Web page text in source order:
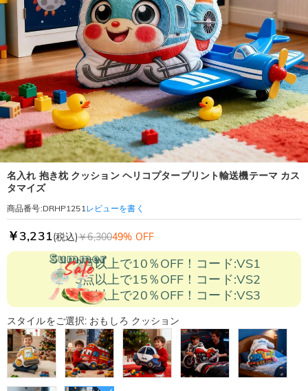
名入れ 抱き枕 クッション ヘリコプタープリント輸送機テーマ カス
タマイズ
商品番号:DRHP1251レビューを書く
￥3,231(税込)￥6,30049% OFF
2点以上で10％OFF！コード:VS1
3点以上で15％OFF！コード:VS2
5点以上で20％OFF！コード:VS3
スタイルをご選択: おもしろ クッション